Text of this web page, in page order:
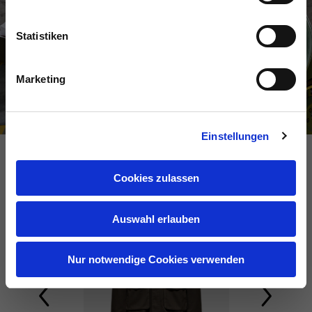
Statistiken
Marketing
Einstellungen
Cookies zulassen
Auswahl erlauben
Nur notwendige Cookies verwenden